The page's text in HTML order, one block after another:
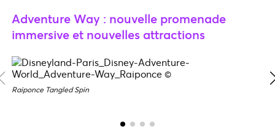
Adventure Way : nouvelle promenade
immersive et nouvelles attractions
Raiponce Tangled Spin